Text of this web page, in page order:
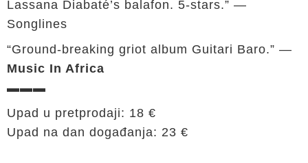
Lassana Diabaté’s balafon. 5-stars.” —
Songlines
“Ground-breaking griot album Guitari Baro.” —
Music In Africa
▬▬▬
Upad u pretprodaji: 18 €
Upad na dan događanja: 23 €